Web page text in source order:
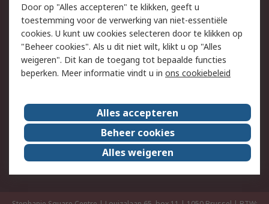
Cookiebeleid
Email veiligheid
Privacybeleid -
Bijgewerkt
Websitevoorwaarden
Algemene
verkoopvoorwaarden
Over RS
RS Group
Over ons
RS wereldwijd
Werken bij RS
ESG
Door op "Alles accepteren" te klikken, geeft u
toestemming voor de verwerking van niet-essentiële
cookies. U kunt uw cookies selecteren door te klikken op
"Beheer cookies". Als u dit niet wilt, klikt u op "Alles
weigeren". Dit kan de toegang tot bepaalde functies
beperken. Meer informatie vindt u in ons cookiebeleid
Alles accepteren
Beheer cookies
Alles weigeren